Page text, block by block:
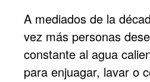
A mediados de la
vez más personas
constante al agua
para enjuagar, lavar o